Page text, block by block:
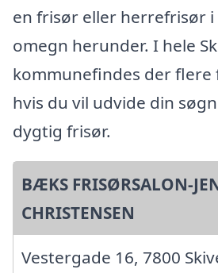
en frisør eller herrefrisør i
omegn herunder. I hele
kommunefindes der flere
hvis du vil udvide din
dygtig frisør.
BÆKS FRISØRSALON-
CHRISTENSEN
Vestergade 16, 7800